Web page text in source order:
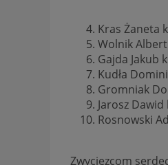
Kras
Wolnik
Gajda
Kudła
Jarosz Dawid
Rosnowski
Zwycięzcom